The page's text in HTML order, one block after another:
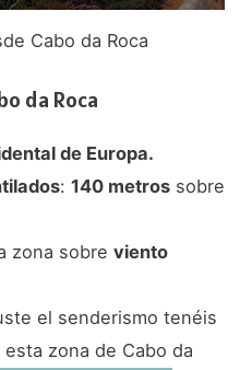
Cabo da Roca
da Roca
de Europa.
: 140 metrossobre
zona sobre viento
el senderismo tenéis
zona de Cabo da